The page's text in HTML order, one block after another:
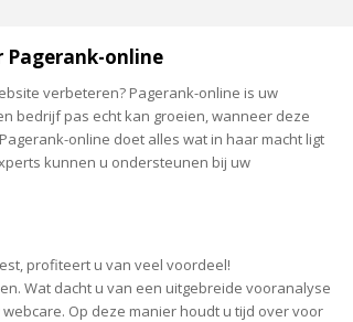
Pagerank-online
verbeteren? Pagerank-online is uw
bedrijf pas echt kan groeien, wanneer deze
online doet alles wat in haar macht ligt
kunnen u ondersteunen bij uw
profiteert u van veel voordeel!
Wat dacht u van een uitgebreide vooranalyse
Op deze manier houdt u tijd over voor